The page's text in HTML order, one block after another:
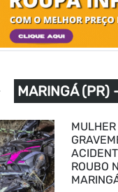
MARINGÁ (PR)
ROUBO